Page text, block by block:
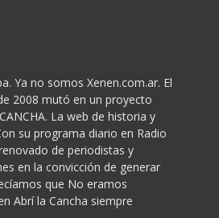
Ya no somos Xenen.com.ar. El
2008 mutó en un proyecto
La web de historia y
su programa diario en Radio
de periodistas y
en la convicción de generar
que No eramos
Abrí la Cancha siempre